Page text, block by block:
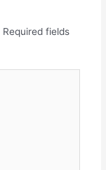
Required fields